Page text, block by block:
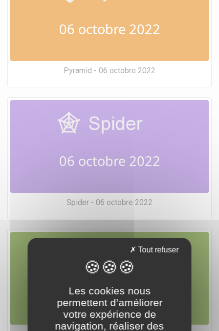
06 octobre 2022
Pyramid - 06 octobre 2022
06 octobre 2022
Spider - 06 octobre 2022
06 octobre 2022
Les cookies nous
permettent d’améliorer
votre expérience de
navigation, réaliser des
Tout refuser